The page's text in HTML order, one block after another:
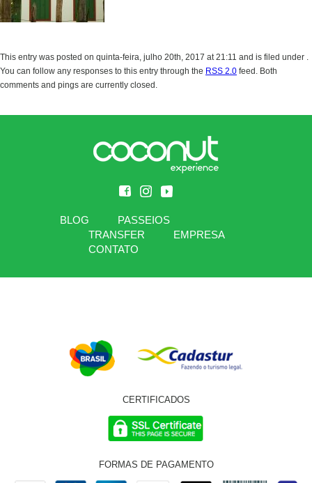
This entry was posted on quinta-feira, julho 20th, 2017 at 21:11 and is filed under .
You can follow any responses to this entry through the RSS 2.0 feed. Both
comments and pings are currently closed.
BLOG
PASSEIOS
TRANSFER
EMPRESA
CONTATO
CERTIFICADOS
FORMAS DE PAGAMENTO